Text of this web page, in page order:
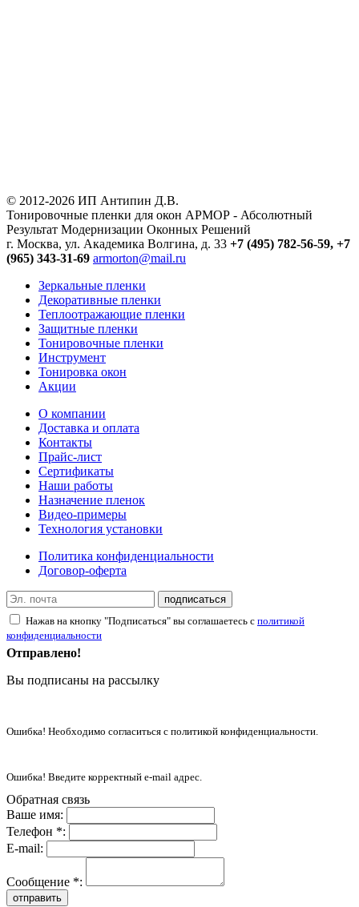
© 2012-2026 ИП Антипин Д.В.
Тонировочные пленки для окон АРМОР - Абсолютный
Результат Модернизации Оконных Решений
г. Москва, ул. Академика Волгина, д. 33 +7 (495) 782-56-59, +7
(965) 343-31-69 armorton@mail.ru
Зеркальные пленки
Декоративные пленки
Теплоотражающие пленки
Защитные пленки
Тонировочные пленки
Инструмент
Тонировка окон
Акции
О компании
Доставка и оплата
Контакты
Прайс-лист
Сертификаты
Наши работы
Назначение пленок
Видео-примеры
Технология установки
Политика конфиденциальности
Договор-оферта
подписаться
Нажав на кнопку "Подписаться" вы соглашаетесь с политикой
конфиденциальности
Отправлено!
Вы подписаны на рассылку
Ошибка! Необходимо согласиться с политикой конфиденциальности.
Ошибка! Введите корректный e-mail адрес.
Обратная связь
Ваше имя:
Телефон *:
E-mail:
Сообщение *:
отправить